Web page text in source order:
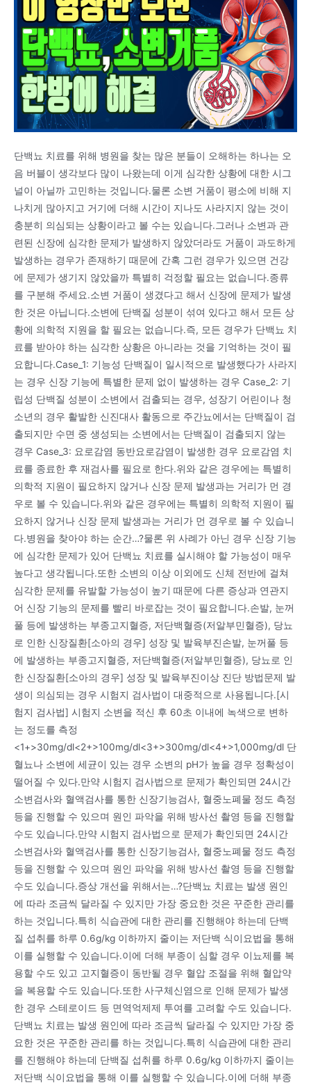
단백뇨 치료를 위해 병원을 찾는 많은 분들이 오해하는 하나는 오
음 버블이 생각보다 많이 나왔는데 이게 심각한 상황에 대한 시그
널이 아닐까 고민하는 것입니다.물론 소변 거품이 평소에 비해 지
나치게 많아지고 거기에 더해 시간이 지나도 사라지지 않는 것이
충분히 의심되는 상황이라고 볼 수는 있습니다.그러나 소변과 관
련된 신장에 심각한 문제가 발생하지 않았더라도 거품이 과도하게
발생하는 경우가 존재하기 때문에 간혹 그런 경우가 있으면 건강
에 문제가 생기지 않았을까 특별히 걱정할 필요는 없습니다.종류
를 구분해 주세요.소변 거품이 생겼다고 해서 신장에 문제가 발생
한 것은 아닙니다.소변에 단백질 성분이 섞여 있다고 해서 모든 상
황에 의학적 지원을 할 필요는 없습니다.즉, 모든 경우가 단백뇨 치
료를 받아야 하는 심각한 상황은 아니라는 것을 기억하는 것이 필
요합니다.Case_1: 기능성 단백질이 일시적으로 발생했다가 사라지
는 경우 신장 기능에 특별한 문제 없이 발생하는 경우 Case_2: 기
립성 단백질 성분이 소변에서 검출되는 경우, 성장기 어린이나 청
소년의 경우 활발한 신진대사 활동으로 주간뇨에서는 단백질이 검
출되지만 수면 중 생성되는 소변에서는 단백질이 검출되지 않는
경우 Case_3: 요로감염 동반요로감염이 발생한 경우 요로감염 치
료를 종료한 후 재검사를 필요로 한다.위와 같은 경우에는 특별히
의학적 지원이 필요하지 않거나 신장 문제 발생과는 거리가 먼 경
우로 볼 수 있습니다.위와 같은 경우에는 특별히 의학적 지원이 필
요하지 않거나 신장 문제 발생과는 거리가 먼 경우로 볼 수 있습니
다.병원을 찾아야 하는 순간…?물론 위 사례가 아닌 경우 신장 기능
에 심각한 문제가 있어 단백뇨 치료를 실시해야 할 가능성이 매우
높다고 생각됩니다.또한 소변의 이상 이외에도 신체 전반에 걸쳐
심각한 문제를 유발할 가능성이 높기 때문에 다른 증상과 연관지
어 신장 기능의 문제를 빨리 바로잡는 것이 필요합니다.손발, 눈꺼
풀 등에 발생하는 부종고지혈증, 저단백혈증(저알부민혈증), 당뇨
로 인한 신장질환[소아의 경우] 성장 및 발육부진손발, 눈꺼풀 등
에 발생하는 부종고지혈증, 저단백혈증(저알부민혈증), 당뇨로 인
한 신장질환[소아의 경우] 성장 및 발육부진이상 진단 방법문제 발
생이 의심되는 경우 시험지 검사법이 대중적으로 사용됩니다.[시
험지 검사법] 시험지 소변을 적신 후 60초 이내에 녹색으로 변하
는 정도를 측정
<1+>30mg/dl<2+>100mg/dl<3+>300mg/dl<4+>1,000mg/dl 단
혈뇨나 소변에 세균이 있는 경우 소변의 pH가 높을 경우 정확성이
떨어질 수 있다.만약 시험지 검사법으로 문제가 확인되면 24시간
소변검사와 혈액검사를 통한 신장기능검사, 혈중노폐물 정도 측정
등을 진행할 수 있으며 원인 파악을 위해 방사선 촬영 등을 진행할
수도 있습니다.만약 시험지 검사법으로 문제가 확인되면 24시간
소변검사와 혈액검사를 통한 신장기능검사, 혈중노폐물 정도 측정
등을 진행할 수 있으며 원인 파악을 위해 방사선 촬영 등을 진행할
수도 있습니다.증상 개선을 위해서는…?단백뇨 치료는 발생 원인
에 따라 조금씩 달라질 수 있지만 가장 중요한 것은 꾸준한 관리를
하는 것입니다.특히 식습관에 대한 관리를 진행해야 하는데 단백
질 섭취를 하루 0.6g/kg 이하까지 줄이는 저단백 식이요법을 통해
이를 실행할 수 있습니다.이에 더해 부종이 심할 경우 이뇨제를 복
용할 수도 있고 고지혈증이 동반될 경우 혈압 조절을 위해 혈압약
을 복용할 수도 있습니다.또한 사구체신염으로 인해 문제가 발생
한 경우 스테로이드 등 면역억제제 투여를 고려할 수도 있습니다.
단백뇨 치료는 발생 원인에 따라 조금씩 달라질 수 있지만 가장 중
요한 것은 꾸준한 관리를 하는 것입니다.특히 식습관에 대한 관리
를 진행해야 하는데 단백질 섭취를 하루 0.6g/kg 이하까지 줄이는
저단백 식이요법을 통해 이를 실행할 수 있습니다.이에 더해 부종